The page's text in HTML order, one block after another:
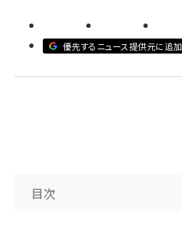
genai (1477)
優先するニュース提供元に追加
目次